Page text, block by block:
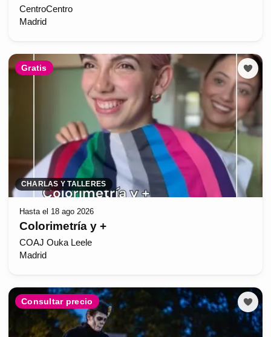
CentroCentro
Madrid
Gratis
CHARLAS Y TALLERES
Hasta el 18 ago 2026
Colorimetría y +
COAJ Ouka Leele
Madrid
Consultar precio